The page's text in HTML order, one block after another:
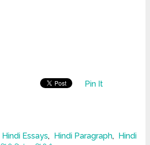
Pin It
Hindi Essays, Hindi Paragraph,
Hindi